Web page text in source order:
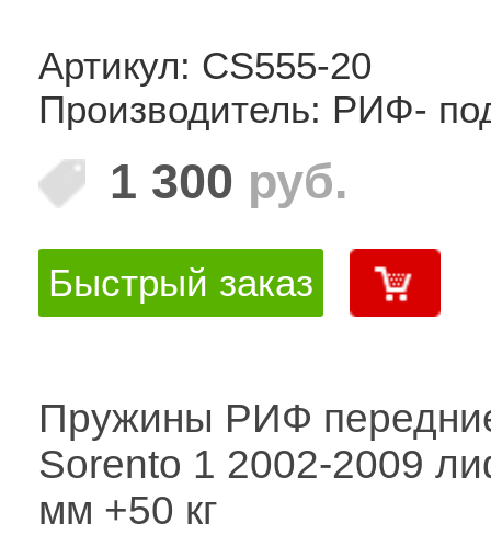
Артикул: CS555-20
Производитель: РИФ-
1 300 руб.
Быстрый заказ
Пружины РИФ
Sorento 1 2002-2009
мм +50 кг